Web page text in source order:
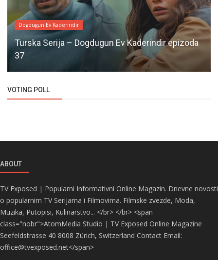
Dogdugun Ev Kaderindir
Turska Serija – Dogdugun Ev Kaderindir epizoda
37
VOTING POLL
ABOUT
TV Exposed | Popularni Informativni Online Magazin. Dnevne novosti
o popularnim TV Serijama i Filmovima. Filmske zvezde, Moda,
Muzika, Putopisi, Kulinarstvo... </br> </br> <span
class="nobr">AtomMedia Studio | TV Exposed Online Magazine
Seefeldstrasse 40 8008 Zürich, Switzerland Contact Email:
office@tvexposed.net</span>